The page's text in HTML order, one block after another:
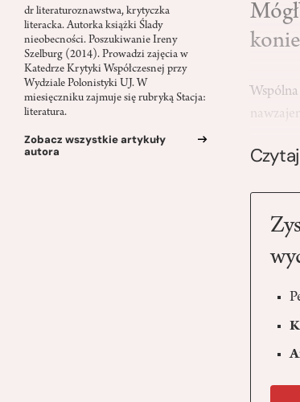
dr literaturoznawstwa, krytyczka
literacka. Autorka książki Ślady
nieobecności. Poszukiwanie Ireny
Szelburg (2014). Prowadzi zajęcia w
Katedrze Krytyki Współczesnej przy
Wydziale Polonistyki UJ. W
miesięczniku zajmuje się rubryką Stacja:
literatura.
Zobacz wszystkie artykuły
autora